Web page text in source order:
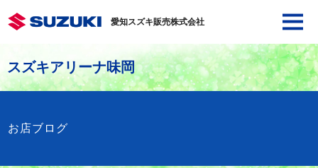
愛知スズキ販売株式会社
スズキアリーナ味岡
お店ブログ